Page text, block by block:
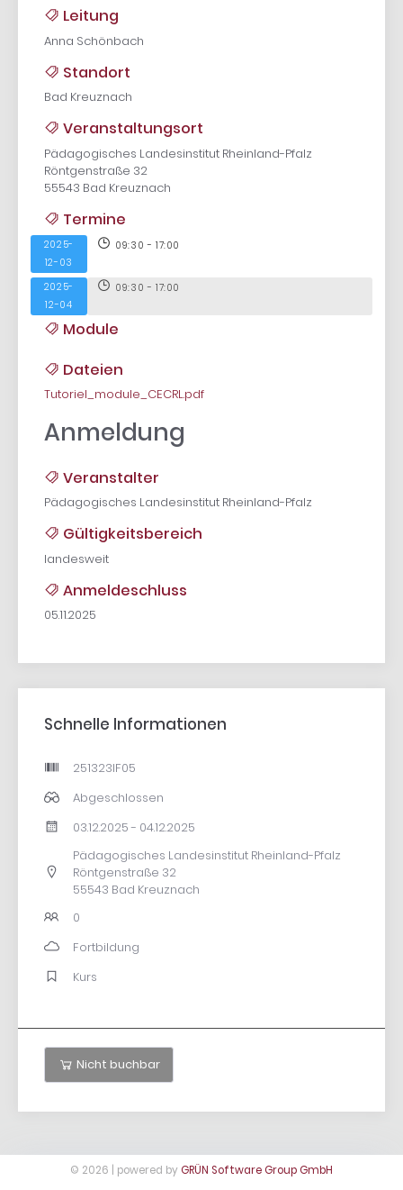
Leitung
Anna Schönbach
Standort
Bad Kreuznach
Veranstaltungsort
Pädagogisches Landesinstitut Rheinland-Pfalz
Röntgenstraße 32
55543 Bad Kreuznach
Termine
2025-
12-03
09:30 - 17:00
2025-
12-04
09:30 - 17:00
Module
Dateien
Tutoriel_module_CECRL.pdf
Anmeldung
Veranstalter
Pädagogisches Landesinstitut Rheinland-Pfalz
Gültigkeitsbereich
landesweit
Anmeldeschluss
05.11.2025
Schnelle Informationen
251323IF05
Abgeschlossen
03.12.2025 - 04.12.2025
Pädagogisches Landesinstitut Rheinland-Pfalz
Röntgenstraße 32
55543 Bad Kreuznach
0
Fortbildung
Kurs
Nicht buchbar
© 2026 | powered by GRÜN Software Group GmbH